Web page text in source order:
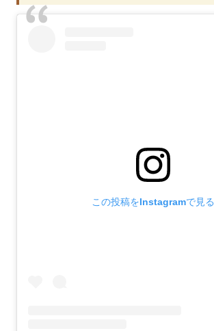
この投稿をInstagramで見る